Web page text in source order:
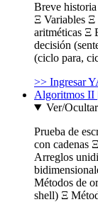
Breve
Ξ Variables Ξ
aritméticas Ξ
decisión
(ciclo para,
>> Ingresar
Algoritmos II
Ver/
Prueba de
con cadenas
Arreglos
Métodos de
shell) Ξ